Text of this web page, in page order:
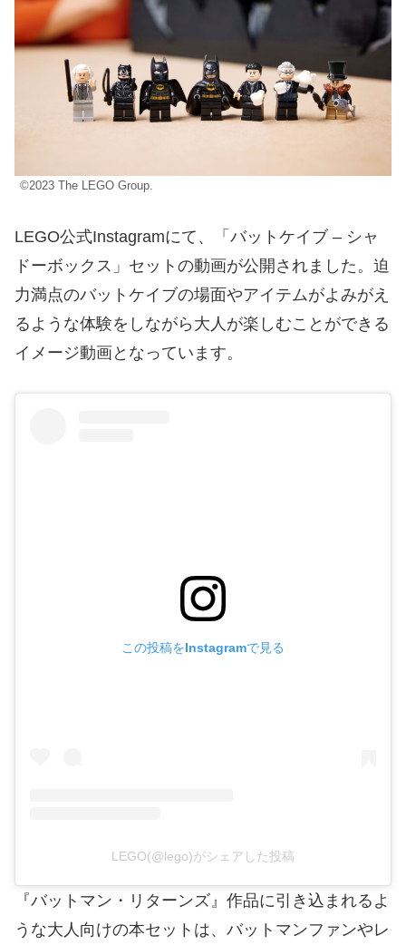
©2023 The LEGO Group.
LEGO公式Instagramにて、「バットケイブ – シャ
ドーボックス」セットの動画が公開されました。迫
力満点のバットケイブの場面やアイテムがよみがえ
るような体験をしながら大人が楽しむことができる
イメージ動画となっています。
この投稿をInstagramで見る
LEGO(@lego)がシェアした投稿
『バットマン・リターンズ』作品に引き込まれるよ
うな大人向けの本セットは、バットマンファンやレ